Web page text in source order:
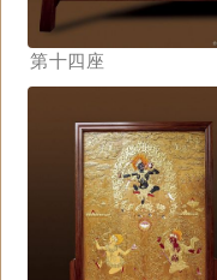
第十四座